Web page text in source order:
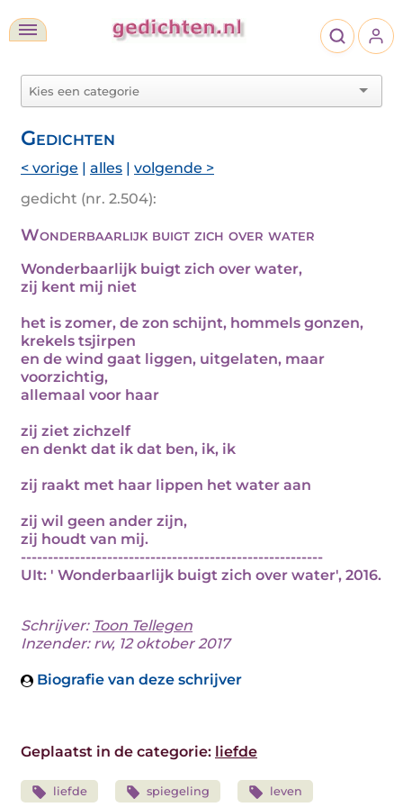
Gedichten
< vorige | alles | volgende >
gedicht (nr. 2.504):
Wonderbaarlijk buigt zich over water
Wonderbaarlijk buigt zich over water,
zij kent mij niet
het is zomer, de zon schijnt, hommels gonzen,
krekels tsjirpen
en de wind gaat liggen, uitgelaten, maar
voorzichtig,
allemaal voor haar
zij ziet zichzelf
en denkt dat ik dat ben, ik, ik
zij raakt met haar lippen het water aan
zij wil geen ander zijn,
zij houdt van mij.
--------------------------------------------------------
UIt: ' Wonderbaarlijk buigt zich over water', 2016.
Schrijver: Toon Tellegen
Inzender: rw, 12 oktober 2017
Biografie van deze schrijver
Geplaatst in de categorie: liefde
liefde spiegeling leven